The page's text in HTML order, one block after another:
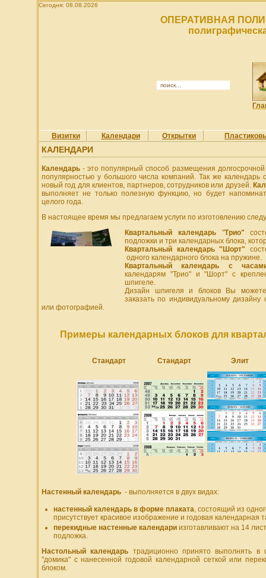
Сегодня: 08.08.2026
ОПЕРАТИВНАЯ
Визитки Календари Открытки
КАЛЕНДАРИ
Календарь- это популярный способ размещения
популярностью у большого числа компаний. Так же
новый год для клиентов, партнеров, сотрудников или друзей.
выполняет не только полезную функцию, но будет
целого года.
В настоящее время мы предлагаем услуги по изготовлению
Квартальный календарь "Трио"
подложки и три календарных блока,
Квартальный календарь "Шорт"
одного календарного блока на пружине.
Квартальный календарь с
календарям "Трио" и "Шорт" с
шпигеле.
Дизайн шпигеля и блоков Вы
заказать по индивидуальному
или фотографией.
Примеры календарных блоков для
Стандарт Стандарт Элит
Настенный календарь - выполняется в двух видах:
настенный календарь в форме плаката , состоящий из
присутствует красивое изображение и годовая календарная
перекидные настенные календари изготавливают на 14
подложка.
Настольный календарь традиционно принято выполнять в
"домика" с нанесенной годовой календарной сеткой или
блоком.